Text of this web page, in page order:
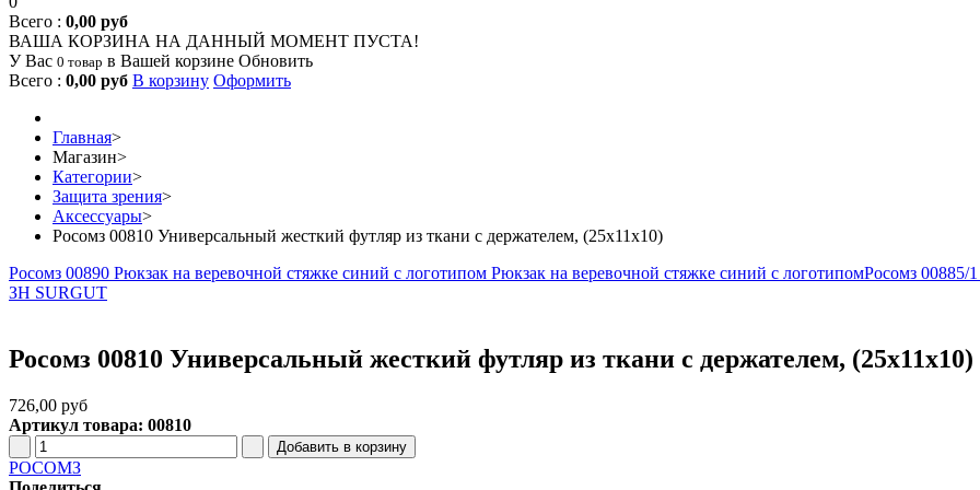
Всего : 0,00 руб
ВАША КОРЗИНА НА ДАННЫЙ МОМЕНТ ПУСТА!
У Вас 0 товар в Вашей корзине Обновить
Всего : 0,00 руб В корзину Оформить
Главная>
Магазин>
Категории>
Защита зрения>
Аксессуары>
Росомз 00810 Универсальный жесткий футляр из ткани с держателем, (25х11х10)
Росомз 00890 Рюкзак на веревочной стяжке синий с логотипом Рюкзак на веревочной стяжке синий с логотипомРосомз 00885/
ЗН SURGUT
Росомз 00810 Универсальный жесткий футляр из ткани с держателем, (25х11х10)
726,00 руб
Артикул товара: 00810
РОСОМЗ